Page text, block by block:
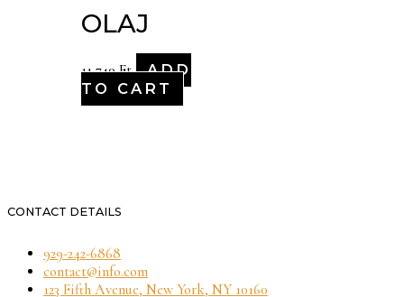
OLAJ
11,740Ft
ADD
TO CART
CONTACT DETAILS
929-242-6868
contact@info.com
123 Fifth Avenue, New York, NY 10160